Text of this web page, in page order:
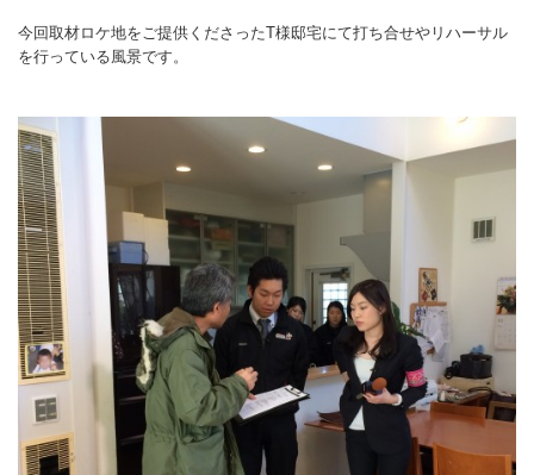
今回取材ロケ地をご提供くださったT様邸宅にて打ち合せやリハーサル
を行っている風景です。